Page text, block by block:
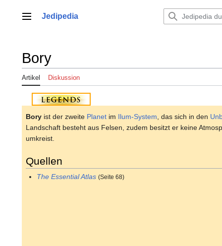
springenHauptmenü
Jedipedia
Bory
Artikel Diskussion
Bory ist der zweite Planet im Ilum-System , das sich in den
Landschaft besteht aus Felsen, zudem besitzt er keine
umkreist.
Quellen
The Essential Atlas (Seite 68)